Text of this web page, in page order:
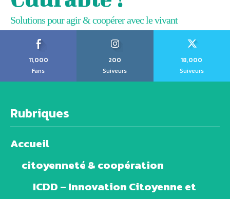
Solutions pour agir & coopérer avec le vivant
11,000
Fans
200
Suiveurs
18,000
Suiveurs
Rubriques
Accueil
citoyenneté & coopération
ICDD – Innovation Citoyenne et